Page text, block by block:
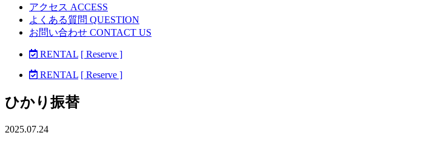
アクセス ACCESS
よくある質問 QUESTION
お問い合わせ CONTACT US
RENTAL [ Reserve ]
RENTAL [ Reserve ]
ひかり振替
2025.07.24